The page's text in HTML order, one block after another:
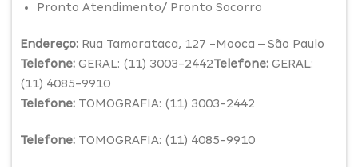
Pronto Atendimento/ Pronto Socorro
Endereço: Rua Tamarataca, 127 -Mooca – São Paulo
Telefone: GERAL: (11) 3003-2442Telefone: GERAL:
(11) 4085-9910
Telefone: TOMOGRAFIA: (11) 3003-2442
Telefone: TOMOGRAFIA: (11) 4085-9910